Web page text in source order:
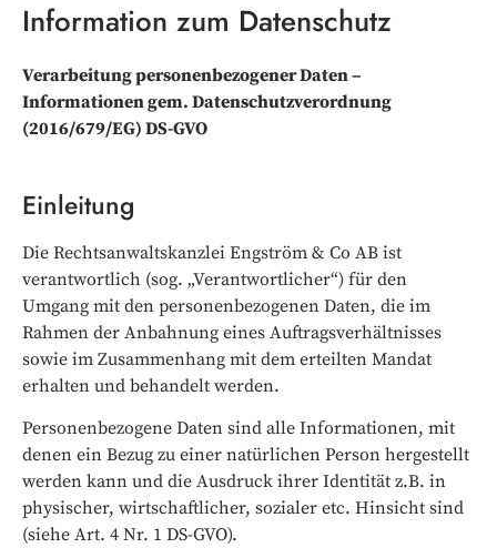
Information zum Datenschutz
Verarbeitung personenbezogener Daten –
Informationen gem. Datenschutzverordnung
(2016/679/EG) DS-GVO
Einleitung
Die Rechtsanwaltskanzlei Engström & Co AB ist
verantwortlich (sog. „Verantwortlicher“) für den
Umgang mit den personenbezogenen Daten, die im
Rahmen der Anbahnung eines Auftragsverhältnisses
sowie im Zusammenhang mit dem erteilten Mandat
erhalten und behandelt werden.
Personenbezogene Daten sind alle Informationen, mit
denen ein Bezug zu einer natürlichen Person hergestellt
werden kann und die Ausdruck ihrer Identität z.B. in
physischer, wirtschaftlicher, sozialer etc. Hinsicht sind
(siehe Art. 4 Nr. 1 DS-GVO).